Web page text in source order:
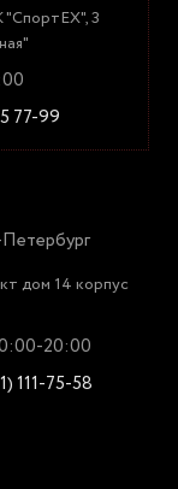
"СпортЕХ", 3
77-99
дом 14 корпус
20:00
111-75-58